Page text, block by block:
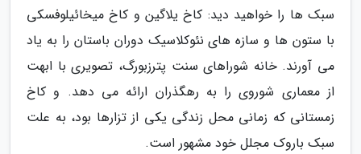
سبک ها را خواهید دید: کاخ یلاگین و کاخ میخائیلوفسکی
با ستون ها و سازه های نئوکلاسیک دوران باستان را به یاد
می آورند. خانه شوراهای سنت پترزبورگ، تصویری با ابهت
از معماری شوروی را به رهگذران ارائه می دهد. و کاخ
زمستانی که زمانی محل زندگی یکی از تزارها بود، به علت
سبک باروک مجلل خود مشهور است.